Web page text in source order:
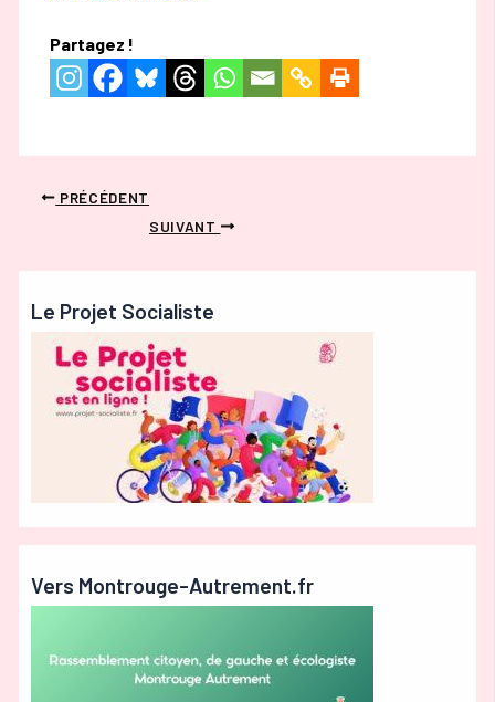
Partagez !
PRÉCÉDENT
SUIVANT
Le Projet Socialiste
Vers Montrouge-Autrement.fr